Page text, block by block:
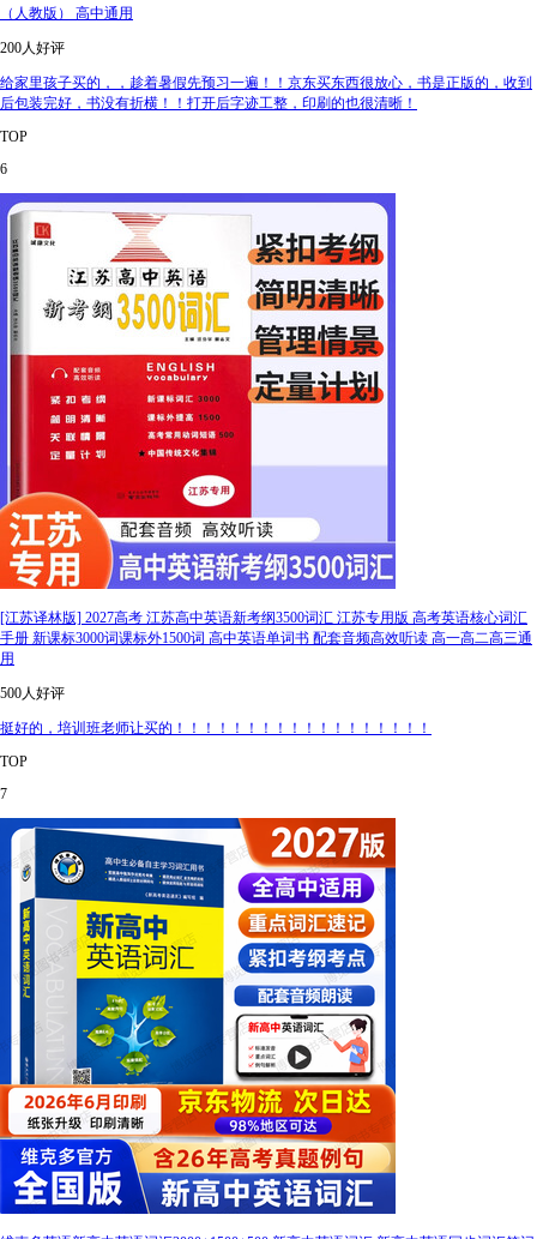
（人教版） 高中通用
200人好评
给家里孩子买的，，趁着暑假先预习一遍！！京东买东西很放心，书是正版的，收到
后包装完好，书没有折横！！打开后字迹工整，印刷的也很清晰！
TOP
6
[江苏译林版] 2027高考 江苏高中英语新考纲3500词汇 江苏专用版 高考英语核心词汇
手册 新课标3000词课标外1500词 高中英语单词书 配套音频高效听读 高一高二高三通
用
500人好评
挺好的，培训班老师让买的！！！！！！！！！！！！！！！！！！
TOP
7